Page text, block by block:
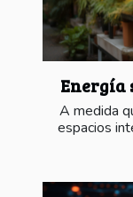
Energía
A medida
espacios